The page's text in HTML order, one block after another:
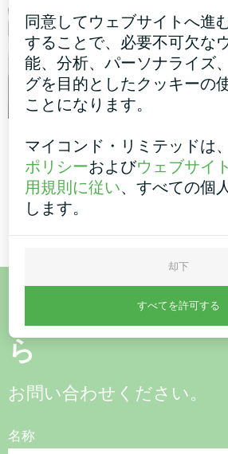
管理棟
スプリットヒートポンプ ア
ーティックホーム・ベーシッ
クシリーズ
床暖房
イ
ご購入またはご
ら
お問い合わせください。
名称
同意してウェブサイトへ進
することで、必要不可欠な
能、分析、パーソナライズ
グを目的としたクッキーの
ことになります。
マイコンド・リミテッドは、
ポリシーおよびウェブサイ
用規則に従い、すべての個
します。
却下
すべてを許可する